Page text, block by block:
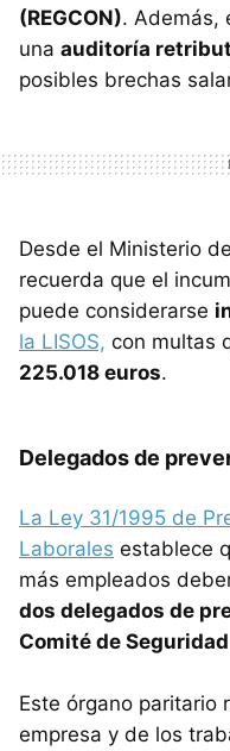
(REGCON). Además,
una auditoría
posibles brechas
Desde el Ministerio
recuerda que el
puede considerarse
la LISOS, con multas
225.018 euros.
Delegados de
La Ley 31/1995 de
Laborales establece
más empleados
dos delegados de
Comité de
Este órgano paritario
empresa y de los